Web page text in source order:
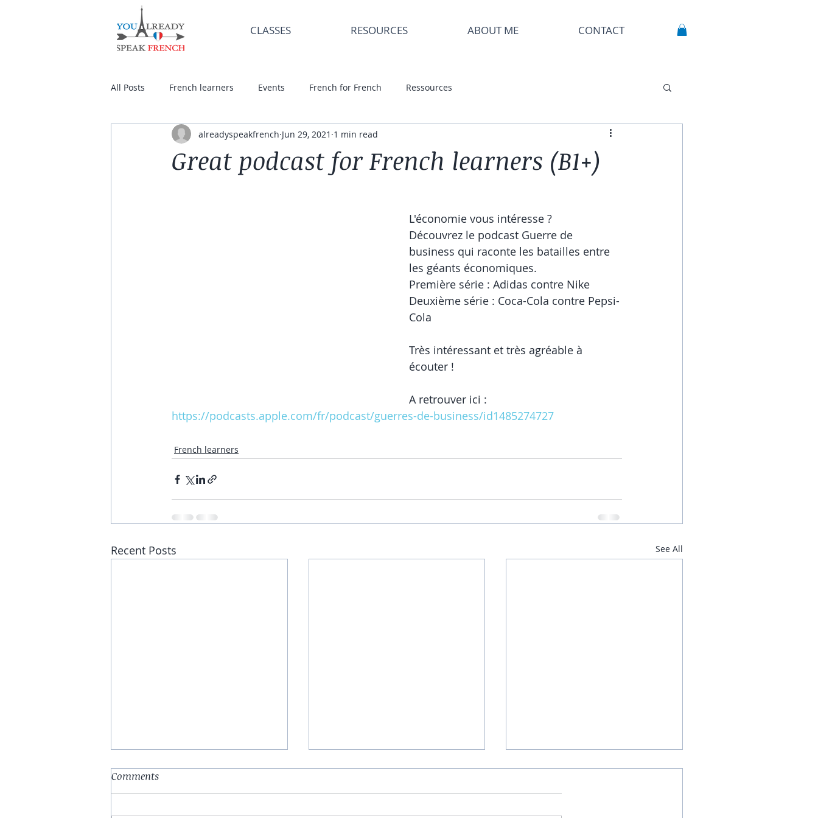
CLASSES RESOURCES ABOUT ME CONTACT
All Posts French learners Events French for French Ressources
Great podcast for French learners (B1+)
alreadyspeakfrench Jun 29, 2021 1 min read
L'économie vous intéresse ?
Découvrez le podcast Guerre de
business qui raconte les batailles entre
les géants économiques.
Première série : Adidas contre Nike
Deuxième série : Coca-Cola contre Pepsi-
Cola
Très intéressant et très agréable à
écouter !
A retrouver ici :
https://podcasts.apple.com/fr/podcast/guerres-de-business/id1485274727
French learners
Recent Posts See All
Comments